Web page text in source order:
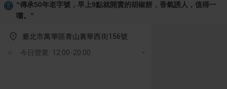
“傳承50年老字號，早上9點就開賣的胡椒餅，香氣誘人，值得一
嚐。 ”
臺北市萬華區青山裏華西街156號
今日營業: 12:00-20:00